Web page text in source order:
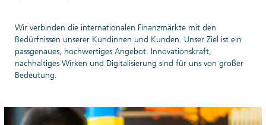
Wir verbinden die internationalen Finanzmärkte mit den
Bedürfnissen unserer Kundinnen und Kunden. Unser Ziel ist ein
passgenaues, hochwertiges Angebot. Innovationskraft,
nachhaltiges Wirken und Digitalisierung sind für uns von großer
Bedeutung.